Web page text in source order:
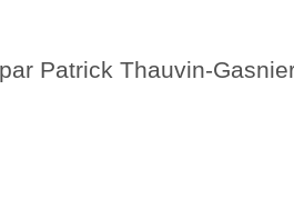
Patrick Thauvin-